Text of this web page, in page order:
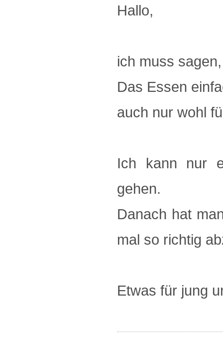
Hallo,
ich muss
Das Essen
auch nur wohl
Ich kann nur
gehen.
Danach hat
mal so richtig
Etwas für jung